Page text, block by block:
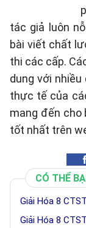
tác giả luôn
bài viết chất
thi các cấp.
dung với
thực tế của
mang đến cho
tốt nhất trên
CÓ THỂ
Giải Hóa 8
Giải Hóa 8